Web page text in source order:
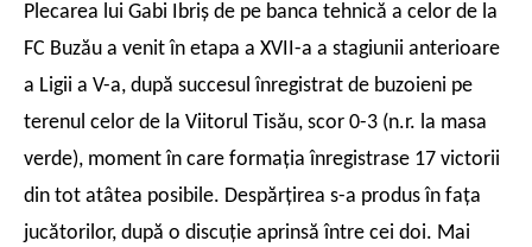
Plecarea lui Gabi Ibriş de pe banca tehnică a celor de la
FC Buzău a venit în etapa a XVII-a a stagiunii anterioare
a Ligii a V-a, după succesul înregistrat de buzoieni pe
terenul celor de la Viitorul Tisău, scor 0-3 (n.r. la masa
verde), moment în care formaţia înregistrase 17 victorii
din tot atâtea posibile. Despărţirea s-a produs în faţa
jucătorilor, după o discuţie aprinsă între cei doi. Mai